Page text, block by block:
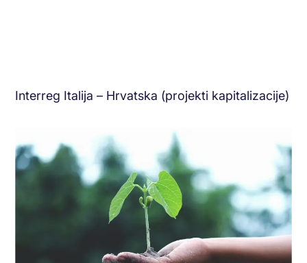
Interreg Italija – Hrvatska (projekti kapitalizacije)